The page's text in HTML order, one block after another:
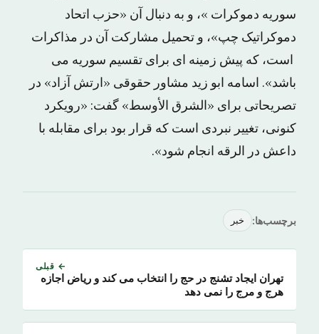
سوریه دموکرات »، و به دنبال آن «حزب اتحاد
دموکراتیک چپ»، و تحمیل مشارکت آن در مذاکرات
است، که پیش زمینه ای برای تقسیم سوریه می
باشد». اسامه ابو زید مشاور حقوقی «ارتش آزاد» در
تصریحاتی برای «الشرق الأوسط» گفت: «رویکرد
کنونی، تغییر نبردی است که قرار بود برای مقابله با
داعش در الرقه انجام شود».
برچسب‌ها: خبر
← قبلی
تهران ایجاد تشنج در حج را انتخاب می کند و ریاض اجازه
هرج و مرج را نمی دهد